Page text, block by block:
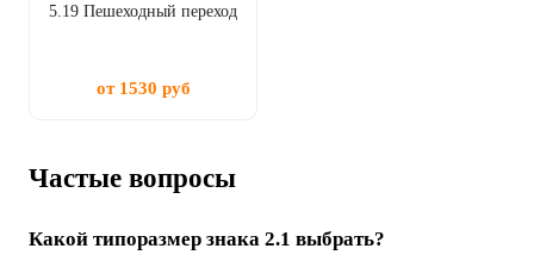
5.19 Пешеходный переход
от 1530 руб
Частые вопросы
Какой типоразмер знака 2.1 выбрать?